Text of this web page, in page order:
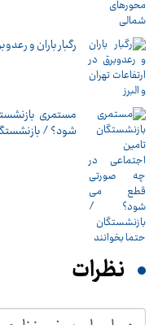
رگبار باران و
مستمری
شود؟ /
نظرات